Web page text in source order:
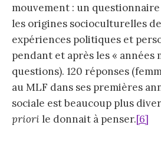
mouvement : un
les origines socioculturelles
expériences politiques et
pendant et après les « années
questions). 120 réponses
au MLF dans ses premières
sociale est beaucoup plus
priori le donnait à penser.[6]